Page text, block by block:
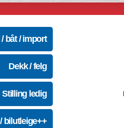
båt / import
Dekk / felg
Stilling ledig
bilutleige++